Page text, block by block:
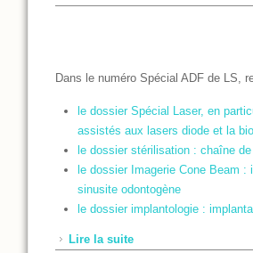
Dans le numéro Spécial ADF de LS,
le dossier Spécial Laser, en
assistés aux lasers diode et la
le dossier stérilisation : chaîne
le dossier Imagerie Cone Beam :
sinusite odontogène
le dossier implantologie :
Lire la suite